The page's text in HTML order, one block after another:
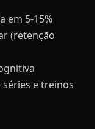
em 5-15%
(retenção
e treinos